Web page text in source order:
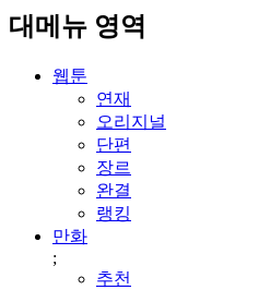
대메뉴 영역
웹툰
연재
오리지널
단편
장르
완결
랭킹
만화
;
추천